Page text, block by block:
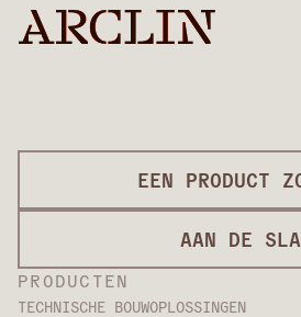
PRODUCTEN
TECHNISCHE BOUWOPLOSSINGEN
EEN PRODUCT
AAN DE